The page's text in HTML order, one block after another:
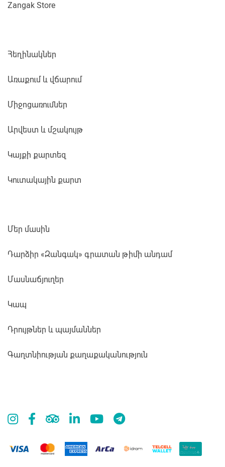
Zangak Store
Հեղինակներ
Առաքում և վճարում
Միջոցառումներ
Արվեստ և մշակույթ
Կայքի քարտեզ
Կուտակային քարտ
Մեր մասին
Դարձիր «Զանգակ» գրատան թիմի անդամ
Մասնաճյուղեր
Կապ
Դրույթներ և պայմաններ
Գաղտնիության քաղաքականություն